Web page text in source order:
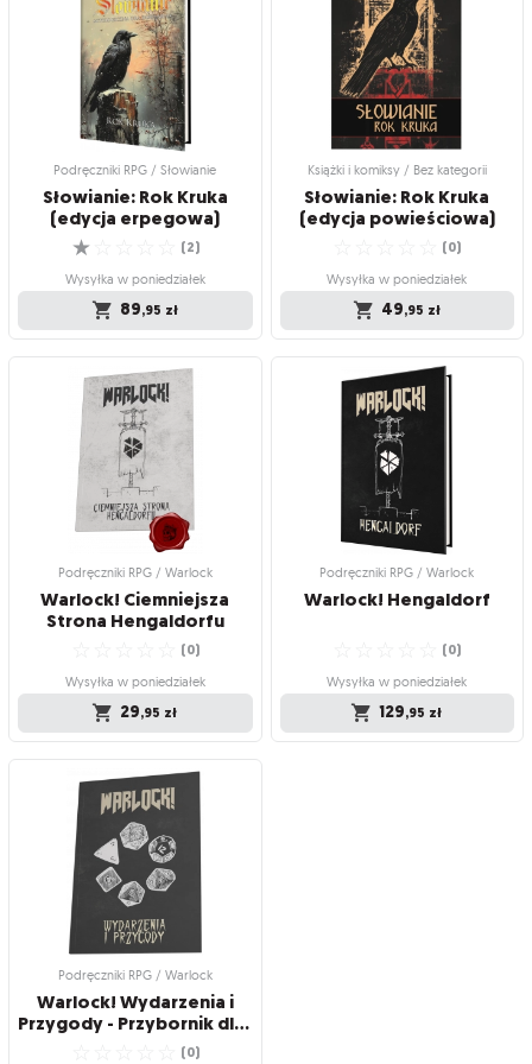
Niezbędny dodatek dla każdego fana
Słowian!
☆
☆
☆
☆
☆ (
Wysyłka w poniedziałek
69,95 zł
6 przygód do systemu Słowianie
☆
☆
☆
☆
☆
Wysyłka w poniedziałek
84,95 zł
Podręczniki RPG / Słowianie
Słowianie: Rok Kruka
(edycja erpegowa)
☆ (2)
Wysyłka w poniedziałek
89,95 zł
Podręczniki RPG / Słowianie
Słowianie: Rok Kruka
(edycja erpegowa)
Odkryj mroczny okres w historii Slavii
☆
☆
☆
Wysyłka w poniedziałek
89,95 zł
Książki i komiksy / Bez kategorii
Słowianie: Rok Kruka
(edycja powieściowa)
(0)
Wysyłka w poniedziałek
49,95 zł
Książki i komiksy / Bez kategorii
Słowianie: Rok Kruka
(edycja powieściowa)
Niezapomniana opowieść dla fanów
świata Slavii
☆
☆
Wysyłka w poniedziałek
49,95
Podręczniki RPG / Warlock
Warlock! Ciemniejsza
Strona Hengaldorfu
(0)
Wysyłka w poniedziałek
29,95 zł
Podręczniki RPG / Warlock
Warlock! Ciemniejsza
Strona Hengaldorfu
Odkryj intrygi, spiski i mroczne
tajemnice Hengaldorfu!
☆
☆
☆
☆
☆
Wysyłka w poniedziałek
29,95
Podręczniki RPG / Warlock
Warlock! Hengaldorf
(0)
Wysyłka w poniedziałek
129,95 zł
Podręczniki RPG / Warlock
Warlock! Wydarzenia i
Przygody - Przybornik dla MG
(0)